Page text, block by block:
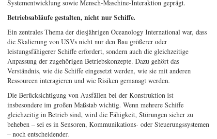
Systementwicklung sowie Mensch-Maschine-Interaktion geprägt.
Betriebsabläufe gestalten, nicht nur Schiffe.
Ein zentrales Thema der diesjährigen Oceanology International war, dass
die Skalierung von USVs nicht nur den Bau größerer oder
leistungsfähigerer Schiffe erfordert, sondern auch die gleichzeitige
Anpassung der zugehörigen Betriebskonzepte. Dazu gehört das
Verständnis, wie die Schiffe eingesetzt werden, wie sie mit anderen
Ressourcen interagieren und wie Risiken gemanagt werden.
Die Berücksichtigung von Ausfällen bei der Konstruktion ist
insbesondere im großen Maßstab wichtig. Wenn mehrere Schiffe
gleichzeitig in Betrieb sind, wird die Fähigkeit, Störungen sicher zu
beheben – sei es in Sensoren, Kommunikations- oder Steuerungssystemen
– noch entscheidender.